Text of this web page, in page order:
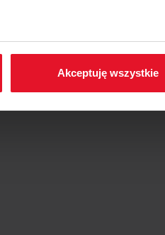
wchodząc w zakładkęPolityka
Akceptuję wszystkie